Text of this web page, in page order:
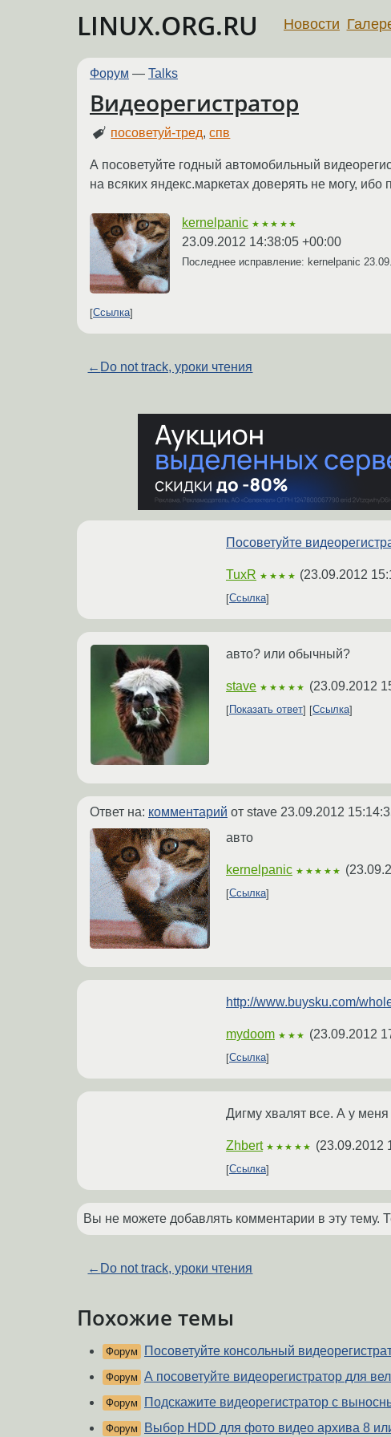
LINUX.ORG.RU Новости
Форум — Talks
Видеорегистратор
посоветуй-тред,спв
А посоветуйте годный автомобильный
на всяких яндекс.маркетах доверять не могу,
kernelpanic ★★★★★
23.09.2012 14:38:05 +00:00
Последнее исправление: kernelpanic
Ссылка
← Do not track, уроки чтения
Посоветуйте
TuxR ★★★★ (23.09.2012
Ссылка
авто? или обычный?
stave ★★★★★ (23.09.2012
Показать ответ Ссылка
Ответ на: комментарий от stave 23.09.2012
авто
kernelpanic ★★★★★ (
Ссылка
http://www.buysku.com/
mydoom ★★★ (23.09.2012
Ссылка
Дигму хвалят все. А у меня
Zhbert ★★★★★ (23.09.2012
Ссылка
Вы не можете добавлять комментарии в эту тему.
← Do not track, уроки чтения
Похожие темы
Форум Посоветуйте консольный
Форум А посоветуйте видеорегистратор для
Форум Подскажите видеорегистратор с
Форум Выбор HDD для фото видео архива 8